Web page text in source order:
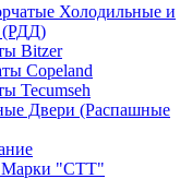
Холодильные и
(РДД)
Bitzer
Copeland
Tecumseh
Двери (Распашные
Марки "СТТ"